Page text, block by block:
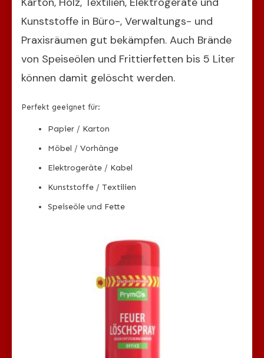
Kunststoffe in Büro-, Verwaltungs- und
Praxisräumen gut bekämpfen. Auch Brände
von Speiseölen und Frittierfetten bis 5 Liter
können damit gelöscht werden.
Perfekt geeignet für:
Papier / Karton
Möbel / Vorhänge
Elektrogeräte / Kabel
Kunststoffe / Textilien
Speiseöle und Fette